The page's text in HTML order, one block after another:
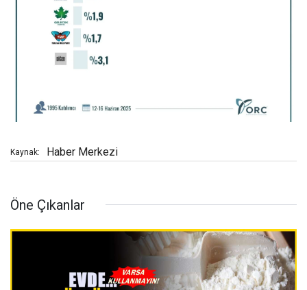
Kaynak: Haber Merkezi
Öne Çıkanlar